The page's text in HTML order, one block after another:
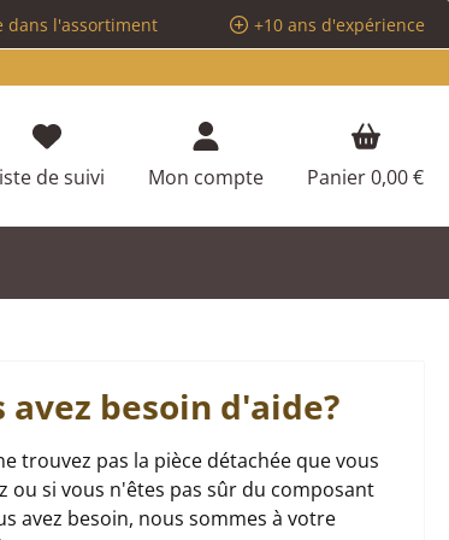
dans l'assortiment
+10 ans d'expérience
de suivi Vous avez 0 articles dans votre liste
Mon compte Panier0,00 €
avez besoin d'aide?
trouvez pas la pièce détachée que vous
ou si vous n'êtes pas sûr du composant
avez besoin, nous sommes à votre